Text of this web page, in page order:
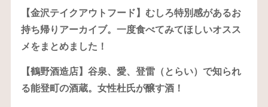
【金沢テイクアウトフード】むしろ特別感があるお
持ち帰りアーカイブ。一度食べてみてほしいオスス
メをまとめました！
【鶴野酒造店】谷泉、愛、登雷（とらい）で知られ
る能登町の酒蔵。女性杜氏が醸す酒！